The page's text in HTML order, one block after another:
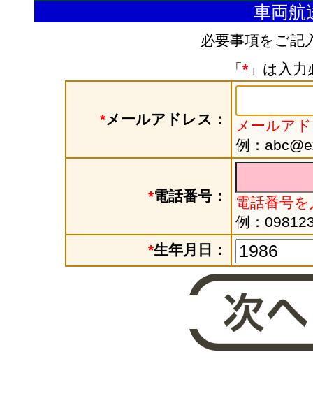
車両航
必要事項をご記
「 *」は入力
*メールアドレス：
メールア
例：
*電話番号：
電話番号
例：
*生年月日：